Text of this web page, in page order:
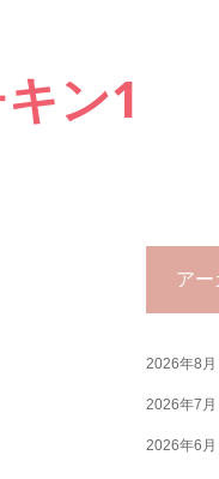
ン1
アー
2026年8月
2026年7月
2026年6月